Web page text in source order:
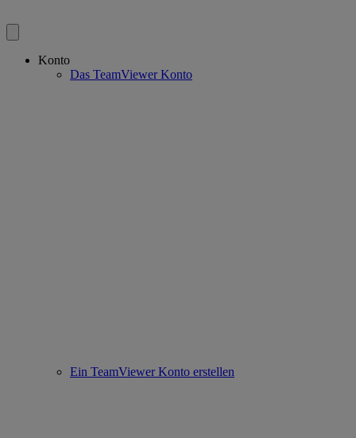
Konto
Das TeamViewer Konto
Ein TeamViewer Konto erstellen